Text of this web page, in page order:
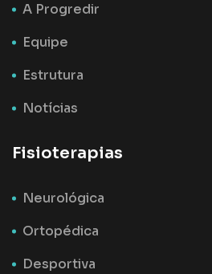
A Progredir
Equipe
Estrutura
Notícias
Fisioterapias
Neurológica
Ortopédica
Desportiva